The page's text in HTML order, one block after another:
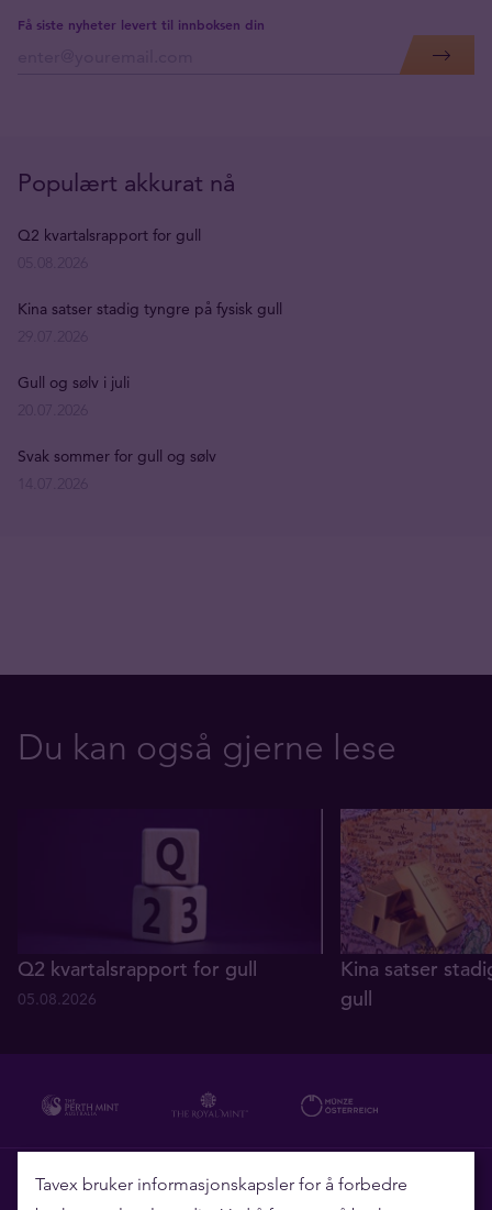
Få siste nyheter levert til innboksen din
Populært akkurat nå
Q2 kvartalsrapport for gull
Kina satser stadig tyngre på fysisk gull
Gull og sølv i juli
Svak sommer for gull og sølv
Du kan også gjerne lese
Q2 kvartalsrapport for gull
05.08.2026
Kina satser
gull
Hvorfor Tavex?
Tavex bruker informasjonskapsler for å forbedre